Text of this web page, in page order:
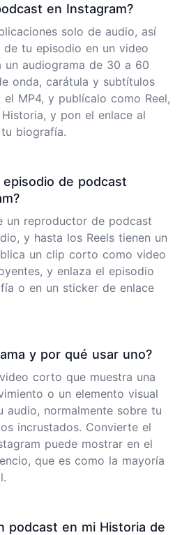
en Instagram?
solo de audio, así
tu episodio en un video
audiograma de 30 a 60
onda, carátula y subtítulos
el MP4, y publícalo como Reel,
y pon el enlace al
biografía.
de podcast
un reproductor de podcast
y hasta los Reels tienen un
un clip corto como video
y enlaza el episodio
o en un sticker de enlace
y por qué usar uno?
corto que muestra una
o un elemento visual
audio, normalmente sobre tu
incrustados. Convierte el
puede mostrar en el
que es como la mayoría
podcast en mi Historia de